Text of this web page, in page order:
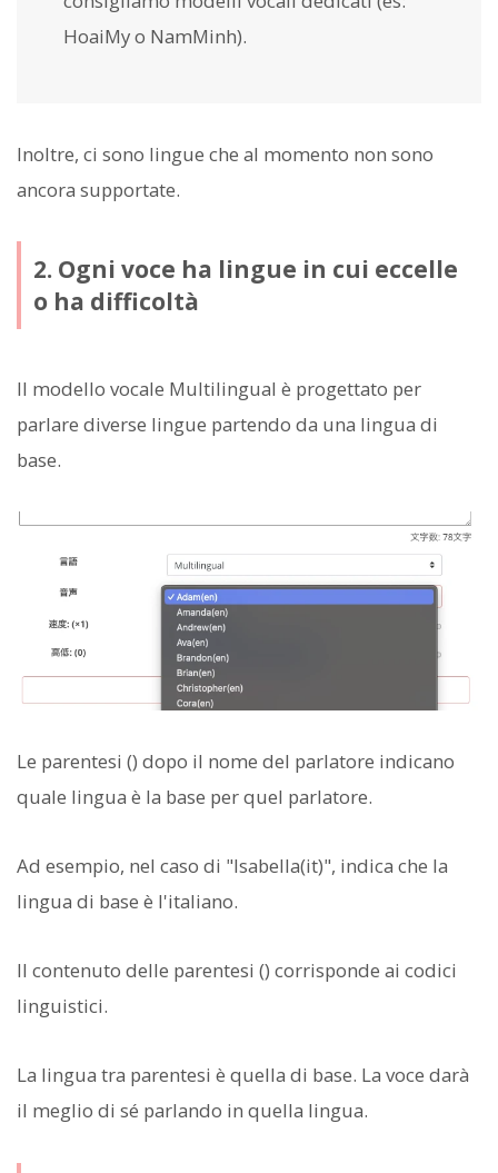
HoaiMy o NamMinh).
Inoltre, ci sono lingue che al momento non sono
ancora supportate.
2. Ogni voce ha lingue in cui eccelle
o ha difficoltà
Il modello vocale Multilingual è progettato per
parlare diverse lingue partendo da una lingua di
base.
Le parentesi () dopo il nome del parlatore indicano
quale lingua è la base per quel parlatore.
Ad esempio, nel caso di "Isabella(it)", indica che la
lingua di base è l'italiano.
Il contenuto delle parentesi () corrisponde ai codici
linguistici.
La lingua tra parentesi è quella di base. La voce darà
il meglio di sé parlando in quella lingua.